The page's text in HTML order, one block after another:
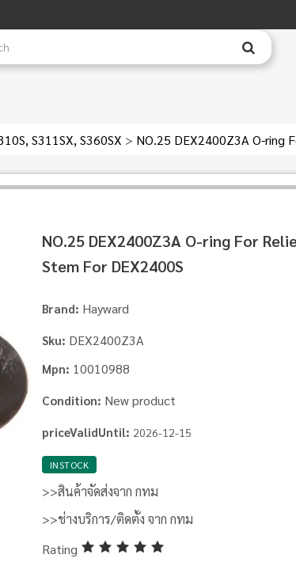
S311SX, S360SX > NO.25 DEX2400Z3A O-ring
NO.25 DEX2400Z3A O-ring For
Stem For DEX2400S
Brand: Hayward
Sku: DEX2400Z3A
Mpn: 10010988
Condition: New product
priceValidUntil: 2026-12-15
INSTOCK
>>สินค้าจัดส่งจาก กทม
>>ช่างบริการ/ติดตั้ง จาก กทม
Rating